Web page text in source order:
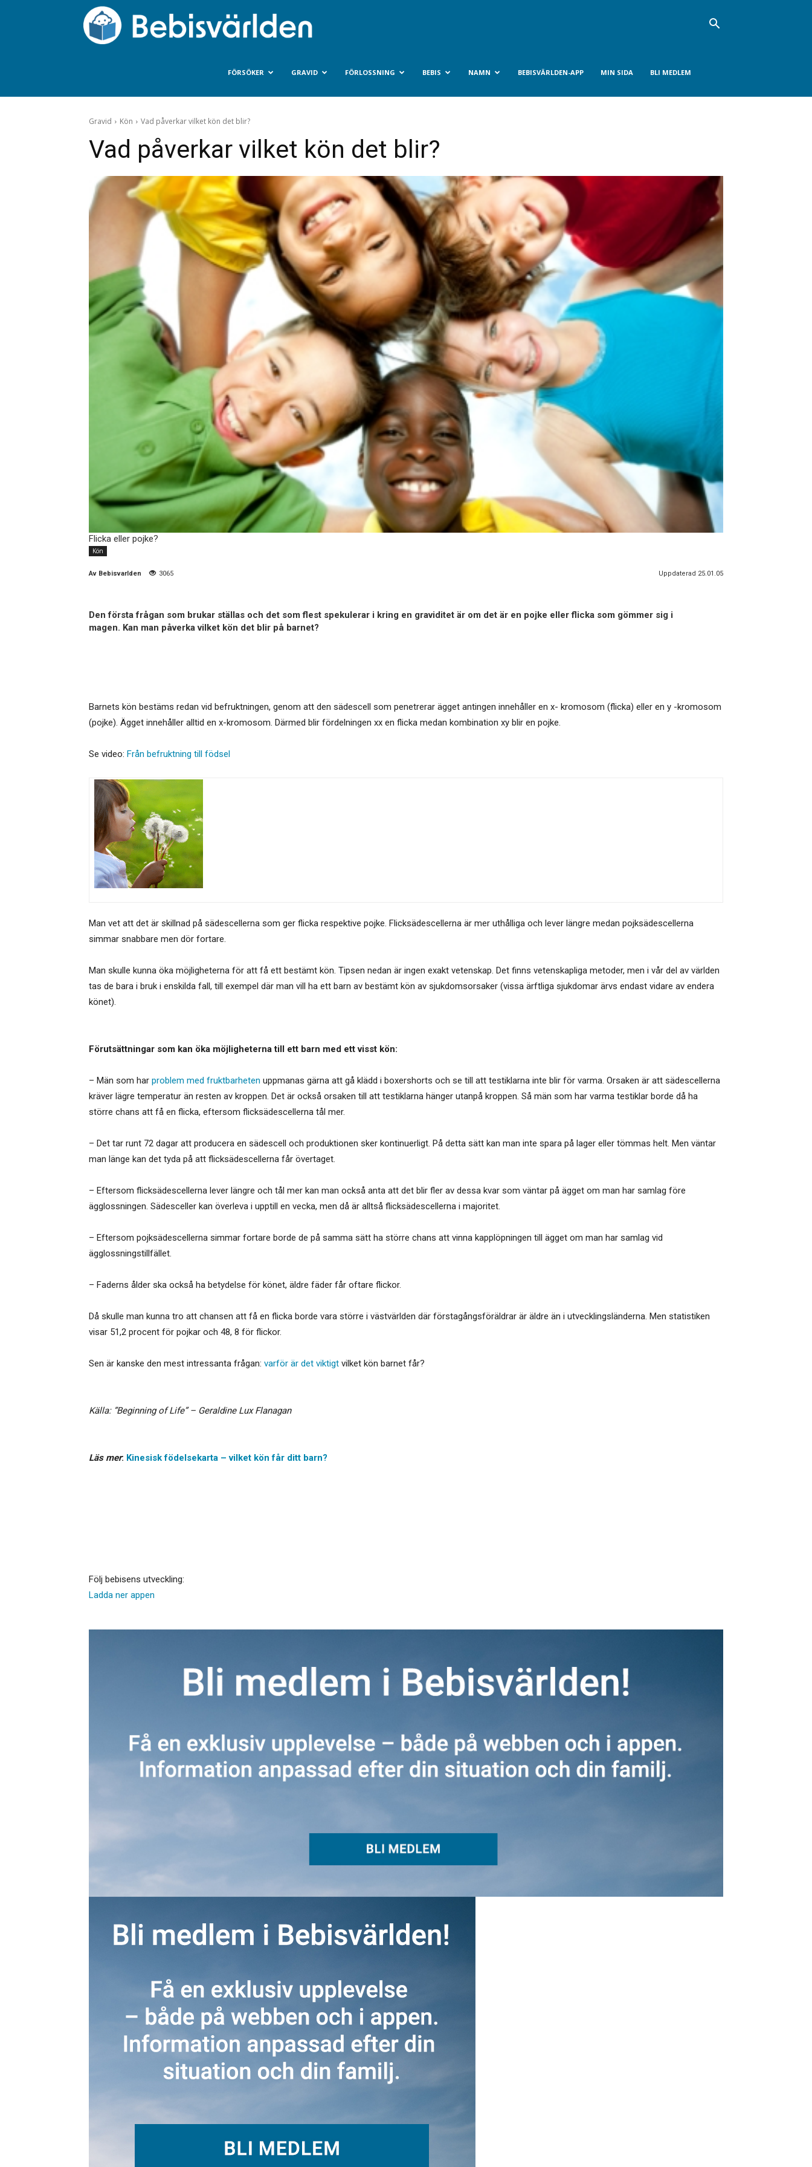
FÖRSÖKER GRAVID FÖRLOSSNING BEBIS NAMN BEBISVÄRLDEN-APP MIN SIDA BLI MEDLEM
Gravid Kön Vad påverkar vilket kön det blir?
Vad påverkar vilket kön det blir?
Flicka eller pojke?
Kön
Av Bebisvarlden 3065 Uppdaterad 25.01.05
Den första frågan som brukar ställas och det som flest spekulerar i kring en graviditet är om det är en pojke eller flicka som gömmer sig i
magen. Kan man påverka vilket kön det blir på barnet?
Barnets kön bestäms redan vid befruktningen, genom att den sädescell som penetrerar ägget antingen innehåller en x- kromosom (flicka) eller en y -kromosom
(pojke). Ägget innehåller alltid en x-kromosom. Därmed blir fördelningen xx en flicka medan kombination xy blir en pojke.
Se video: Från befruktning till födsel
Man vet att det är skillnad på sädescellerna som ger flicka respektive pojke. Flicksädescellerna är mer uthålliga och lever längre medan pojksädescellerna
simmar snabbare men dör fortare.
Man skulle kunna öka möjligheterna för att få ett bestämt kön. Tipsen nedan är ingen exakt vetenskap. Det finns vetenskapliga metoder, men i vår del av världen
tas de bara i bruk i enskilda fall, till exempel där man vill ha ett barn av bestämt kön av sjukdomsorsaker (vissa ärftliga sjukdomar ärvs endast vidare av endera
könet).
Förutsättningar som kan öka möjligheterna till ett barn med ett visst kön:
– Män som har problem med fruktbarheten uppmanas gärna att gå klädd i boxershorts och se till att testiklarna inte blir för varma. Orsaken är att sädescellerna
kräver lägre temperatur än resten av kroppen. Det är också orsaken till att testiklarna hänger utanpå kroppen. Så män som har varma testiklar borde då ha
större chans att få en flicka, eftersom flicksädescellerna tål mer.
– Det tar runt 72 dagar att producera en sädescell och produktionen sker kontinuerligt. På detta sätt kan man inte spara på lager eller tömmas helt. Men väntar
man länge kan det tyda på att flicksädescellerna får övertaget.
– Eftersom flicksädescellerna lever längre och tål mer kan man också anta att det blir fler av dessa kvar som väntar på ägget om man har samlag före
ägglossningen. Sädesceller kan överleva i upptill en vecka, men då är alltså flicksädescellerna i majoritet.
– Eftersom pojksädescellerna simmar fortare borde de på samma sätt ha större chans att vinna kapplöpningen till ägget om man har samlag vid
ägglossningstillfället.
– Faderns ålder ska också ha betydelse för könet, äldre fäder får oftare flickor.
Då skulle man kunna tro att chansen att få en flicka borde vara större i västvärlden där förstagångsföräldrar är äldre än i utvecklingsländerna. Men statistiken
visar 51,2 procent för pojkar och 48, 8 för flickor.
Sen är kanske den mest intressanta frågan: varför är det viktigt vilket kön barnet får?
Källa: ”Beginning of Life” – Geraldine Lux Flanagan
Läs mer: Kinesisk födelsekarta – vilket kön får ditt barn?
Följ bebisens utveckling:
Ladda ner appen